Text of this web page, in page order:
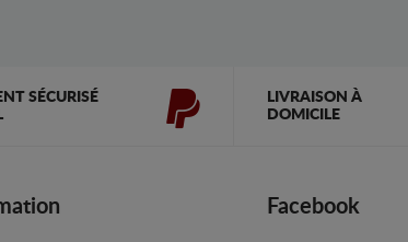
SÉCURISÉ
LIVRAISON À
DOMICILE
Facebook